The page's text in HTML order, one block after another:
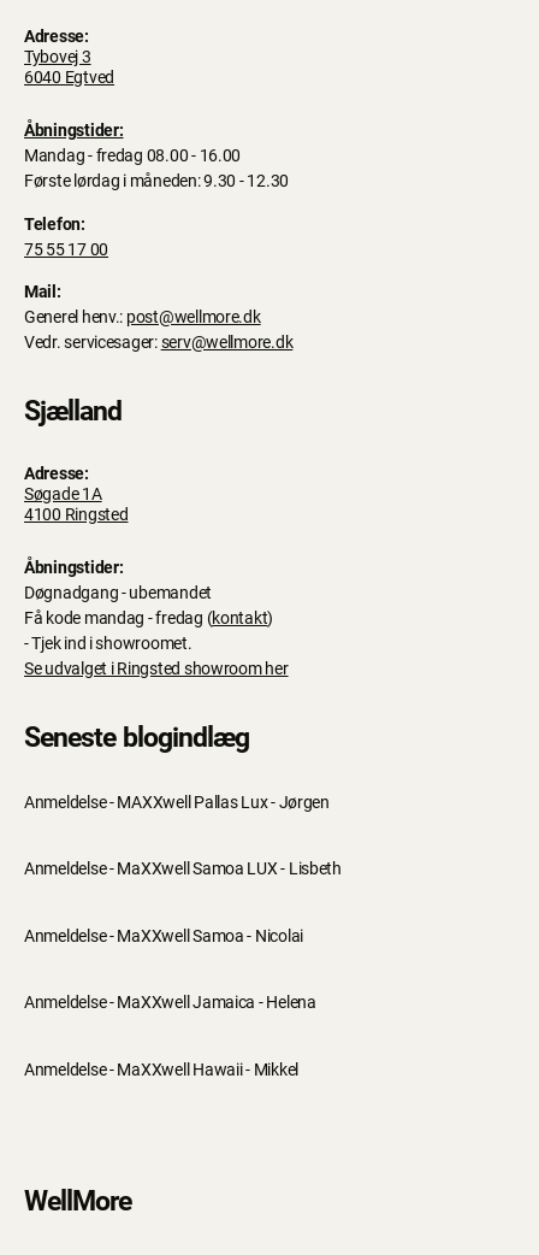
Adresse:
Tybovej 3
6040 Egtved
Åbningstider:
Mandag - fredag 08.00 - 16.00
Første lørdag i måneden: 9.30 - 12.30
Telefon:
75 55 17 00
Mail:
Generel henv.: post@wellmore.dk
Vedr. servicesager:serv@wellmore.dk
Sjælland
Adresse:
Søgade 1A
4100 Ringsted
Åbningstider:
Døgnadgang - ubemandet
Få kode mandag - fredag (kontakt)
- Tjek ind i showroomet.
Se udvalget i Ringsted showroom her
Seneste blogindlæg
Anmeldelse - MAXXwell Pallas Lux - Jørgen
Anmeldelse - MaXXwell Samoa LUX - Lisbeth
Anmeldelse - MaXXwell Samoa - Nicolai
Anmeldelse - MaXXwell Jamaica - Helena
Anmeldelse - MaXXwell Hawaii - Mikkel
WellMore